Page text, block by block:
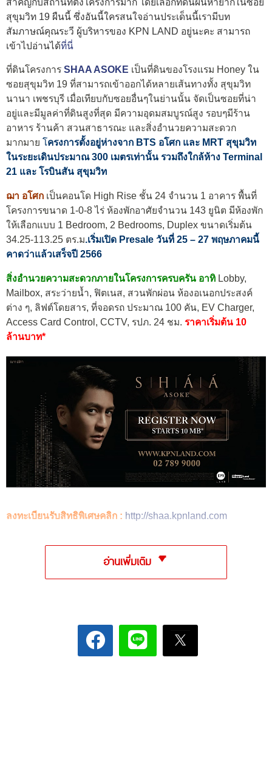
สุขุมวิท 19 ผืนนี้ ซึ่งอันนี้ใครสนใจอ่านประเด็นนี้เรามีบท
สัมภาษณ์คุณระวี ผู้บริหารของ KPN LAND อยู่นะคะ สามารถ
เข้าไปอ่านได้ที่นี่
ที่ดินโครงการ SHAA ASOKE เป็นที่ดินของโรงแรม Honey ใน
ซอยสุขุมวิท 19 ที่สามารถเข้าออกได้หลายเส้นทางทั้ง สุขุมวิท
นานา เพชรบุรี เมื่อเทียบกับซอยอื่นๆในย่านนั้น จัดเป็นซอยที่น่า
อยู่และมีมูลค่าที่ดินสูงที่สุด มีความอุดมสมบูรณ์สูง รอบๆมีร้าน
อาหาร ร้านค้า สวนสาธารณะ และสิ่งอำนวยความสะดวก
มากมาย โครงการตั้งอยู่ห่างจาก BTS อโศก และ MRT สุขุมวิท
ในระยะเดินประมาณ300 เมตรเท่านั้น รวมถึงใกล้ห้าง Terminal
21 และ โรบินสัน สุขุมวิท
ฌา อโศก เป็นคอนโด High Rise ชั้น 24 จำนวน 1 อาคาร พื้นที่
โครงการขนาด 1-0-8 ไร่ ห้องพักอาศัยจำนวน 143 ยูนิต มีห้องพัก
ให้เลือกแบบ 1 Bedroom, 2 Bedrooms, Duplex ขนาดเริ่มต้น
34.25-113.25 ตร.ม.เริ่มเปิด Presale วันที่ 25 – 27 พฤษภาคมนี้
คาดว่าแล้วเสร็จปี 2566
สิ่งอำนวยความสะดวกภายในโครงการครบครัน อาทิ Lobby,
Mailbox, สระว่ายน้ำ, ฟิตเนส, สวนพักผ่อน ห้องอเนอกประสงค์
ต่าง ๆ, ลิฟต์โดยสาร, ที่จอดรถ ประมาณ 100 คัน, EV Charger,
Access Card Control, CCTV, รปภ. 24 ชม. ราคาเริ่มต้น 10
ล้านบาท*
ลงทะเบียนรับสิทธิพิเศษคลิก : http://shaa.kpnland.com
อ่านเพิ่มเติม